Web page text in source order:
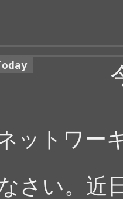
ットワー
さい。近